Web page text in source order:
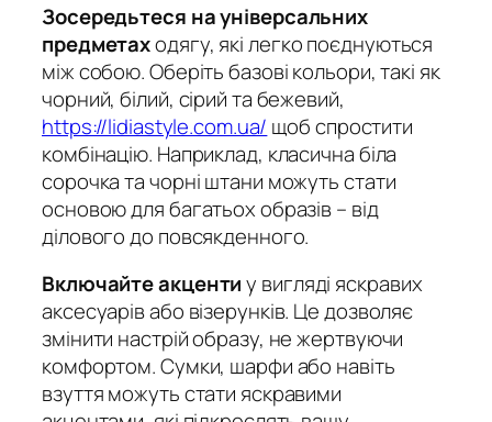
Зосередьтеся на універсальних
предметаходягу, які легко поєднуються
між собою. Оберіть базові кольори, такі як
чорний, білий, сірий та бежевий,
https://lidiastyle.com.ua/ щоб спростити
комбінацію. Наприклад, класична біла
сорочка та чорні штани можуть стати
основою для багатьох образів – від
ділового до повсякденного.
Включайте акцентиу вигляді яскравих
аксесуарів або візерунків. Це дозволяє
змінити настрій образу, не жертвуючи
комфортом. Сумки, шарфи або навіть
взуття можуть стати яскравими